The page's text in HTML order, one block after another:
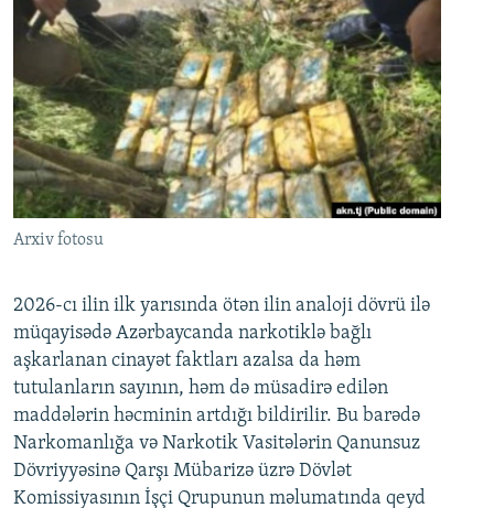
Arxiv fotosu
2026-cı ilin ilk yarısında ötən ilin analoji dövrü ilə
müqayisədə Azərbaycanda narkotiklə bağlı
aşkarlanan cinayət faktları azalsa da həm
tutulanların sayının, həm də müsadirə edilən
maddələrin həcminin artdığı bildirilir. Bu barədə
Narkomanlığa və Narkotik Vasitələrin Qanunsuz
Dövriyyəsinə Qarşı Mübarizə üzrə Dövlət
Komissiyasının İşçi Qrupunun məlumatında qeyd